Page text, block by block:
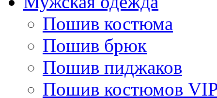
Пошив костюма
Пошив брюк
Пошив пиджаков
Пошив костюмов